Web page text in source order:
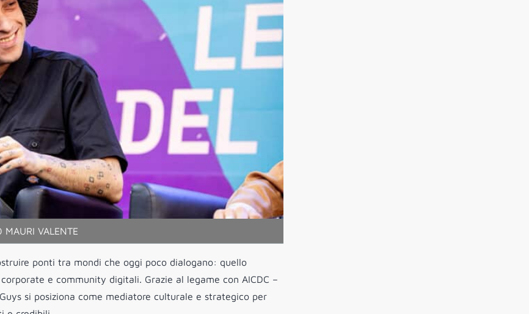
MAURI VALENTE
ponti tra mondi che oggi poco dialogano: quello
e community digitali. Grazie al legame con AICDC –
si posiziona come mediatore culturale e strategico per